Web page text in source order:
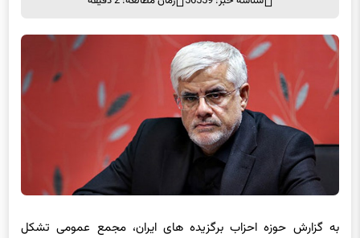
به گزارش حوزه احزاب برگزیده های ایران، مجمع عمومى تشکل